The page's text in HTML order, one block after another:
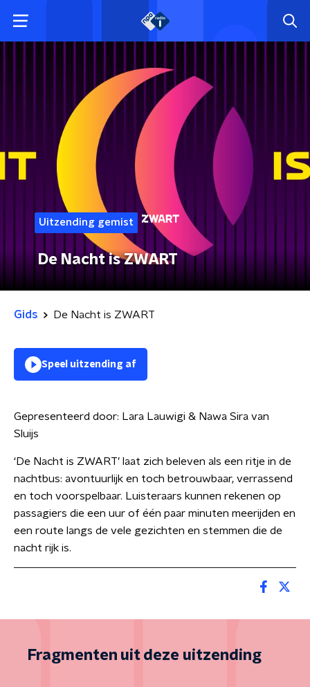
Uitzending gemist
De Nacht is ZWART
Gids De Nacht is ZWART
Speel uitzending af
Gepresenteerd door: Lara Lauwigi & Nawa Sira van
Sluijs
‘De Nacht is ZWART’ laat zich beleven als een ritje in de
nachtbus: avontuurlijk en toch betrouwbaar, verrassend
en toch voorspelbaar. Luisteraars kunnen rekenen op
passagiers die een uur of één paar minuten meerijden en
een route langs de vele gezichten en stemmen die de
nacht rijk is.
Fragmenten uit deze uitzending